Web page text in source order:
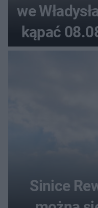
we
kąpać
Sinice